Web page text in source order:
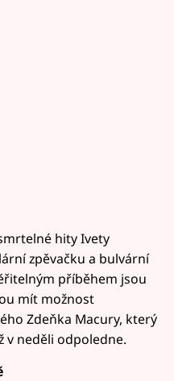
hity Ivety
zpěvačku a bulvární
příběhem jsou
mít možnost
Zdeňka Macury, který
v neděli odpoledne.